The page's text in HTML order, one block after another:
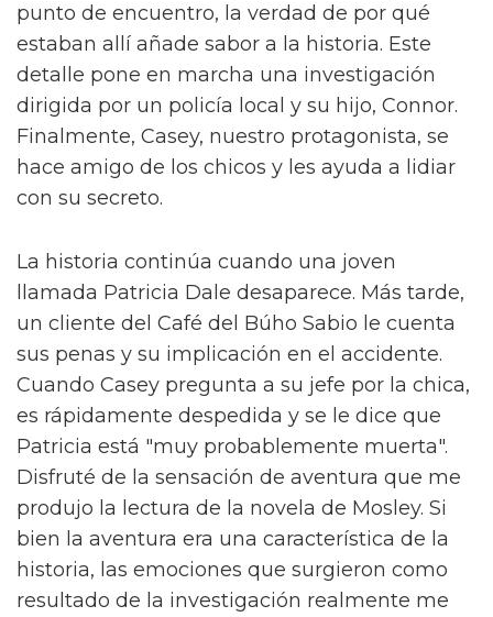
punto de encuentro, la verdad de por qué
estaban allí añade sabor a la historia. Este
detalle pone en marcha una investigación
dirigida por un policía local y su hijo, Connor.
Finalmente, Casey, nuestro protagonista, se
hace amigo de los chicos y les ayuda a lidiar
con su secreto.
La historia continúa cuando una joven
llamada Patricia Dale desaparece. Más tarde,
un cliente del Café del Búho Sabio le cuenta
sus penas y su implicación en el accidente.
Cuando Casey pregunta a su jefe por la chica,
es rápidamente despedida y se le dice que
Patricia está "muy probablemente muerta".
Disfruté de la sensación de aventura que me
produjo la lectura de la novela de Mosley. Si
bien la aventura era una característica de la
historia, las emociones que surgieron como
resultado de la investigación realmente me